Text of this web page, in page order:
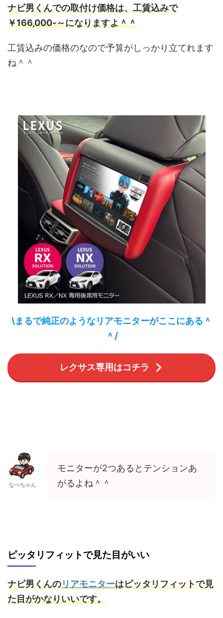
ナビ男くんでの取付け価格は、工賃込みで
￥166,000‐～になりますよ＾＾
工賃込みの価格のなので予算がしっかり立てれます
ね＾＾
\まるで純正のようなリアモニターがここにある＾
＾/
レクサス専用はコチラ
なべちゃん
モニターが2つあるとテンションあ
がるよね＾＾
ピッタリフィットで見た目がいい
ナビ男くんのリアモニターはピッタリフィットで見
た目がかなりいいです。